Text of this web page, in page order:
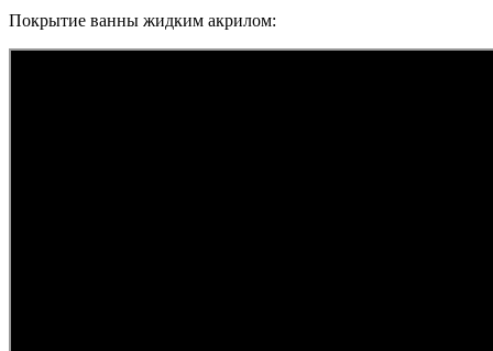
Покрытие ванны жидким акрилом: